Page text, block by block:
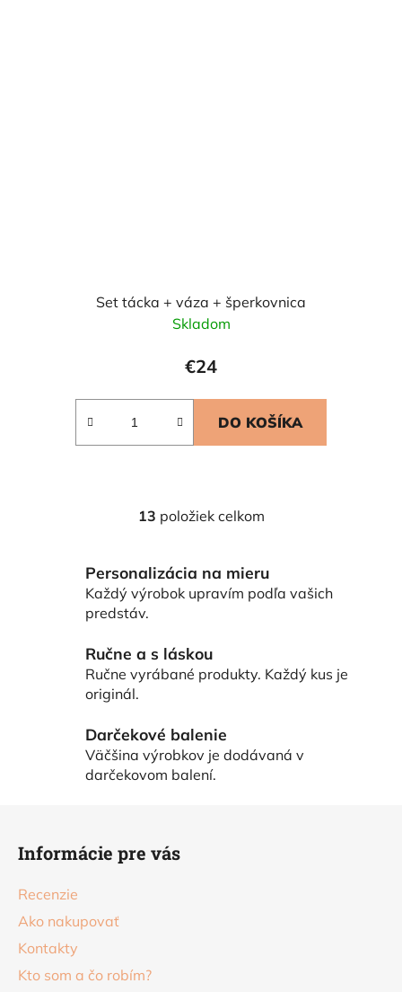
Set tácka + váza + šperkovnica
Skladom
€24
DO KOŠÍKA
O
l
á
d
i
e
v
k
y
13 položiek celkom
Personalizácia na mieru
Každý výrobok upravím podľa vašich
predstáv.
Ručne a s láskou
Ručne vyrábané produkty. Každý kus je
originál.
Darčekové balenie
Väčšina výrobkov je dodávaná v
darčekovom balení.
Informácie pre vás
Recenzie
Ako nakupovať
Kontakty
Kto som a čo robím?